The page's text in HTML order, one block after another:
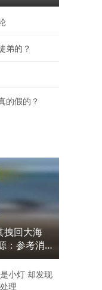
好聪明，看到最后她
弟的？
的假的？
拽回大海
：参考消
小灯 却发现
理